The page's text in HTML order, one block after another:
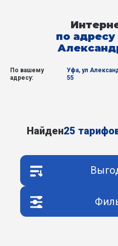
по
По вашему
адресу:
Уфа, ул
55
Найден25